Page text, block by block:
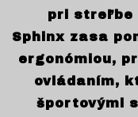
pri streľbe
Sphinx zasa
ergonómiou,
ovládaním,
športovými